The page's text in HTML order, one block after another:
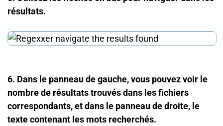
résultats.
6. Dans le panneau de gauche, vous pouvez voir le
nombre de résultats trouvés dans les fichiers
correspondants, et dans le panneau de droite, le
texte contenant les mots recherchés.